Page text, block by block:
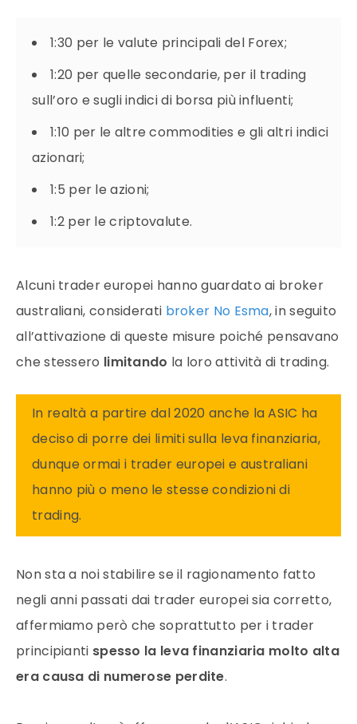
1:30 per le valute principali del Forex;
1:20 per quelle secondarie, per il trading
sull’oro e sugli indici di borsa più influenti;
1:10 per le altre commodities e gli altri indici
azionari;
1:5 per leazioni;
1:2 per le criptovalute.
Alcuni trader europei hanno guardato ai broker
australiani, considerati broker No Esma, in seguito
all’attivazione di queste misure poiché pensavano
che stessero limitando la loro attività di trading.
In realtà a partire dal 2020 anche la ASIC ha
deciso di porre dei limiti sulla leva finanziaria,
dunque ormai i trader europei e australiani
hanno più o meno le stesse condizioni di
trading.
Non sta a noi stabilire se il ragionamento fatto
negli anni passati dai trader europei sia corretto,
affermiamo però che soprattutto per i trader
principianti spesso la leva finanziaria molto alta
era causa di numerose perdite.